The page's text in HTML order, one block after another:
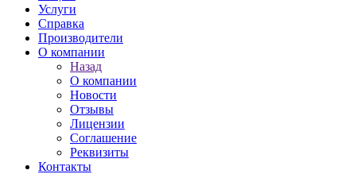
Услуги
Справка
Производители
О компании
Назад
О компании
Новости
Отзывы
Лицензии
Соглашение
Реквизиты
Контакты